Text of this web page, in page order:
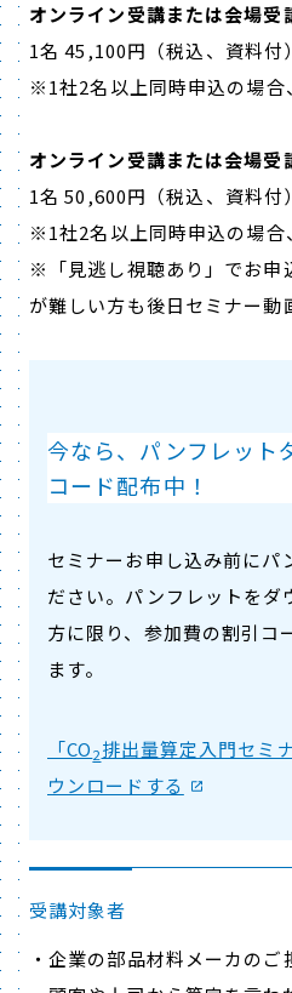
オンライン受講または会場受
1名 45,100円（税込、資料付）
※1社2名以上同時申込の場合
オンライン受講または会場受
1名 50,600円（税込、資料付）
※1社2名以上同時申込の場合
※ 「見逃し視聴あり」でお
が難しい方も後日セミナー動
今なら、パンフレット
コード配布中！
セミナーお申し込み前にパ
ださい。パンフレットを​ダ
方に​限り、​参加費の​割引コ
ます。
「CO2排出量算定入門セミ
ウンロードする
受講対象者
・企業の部品材料メーカのご